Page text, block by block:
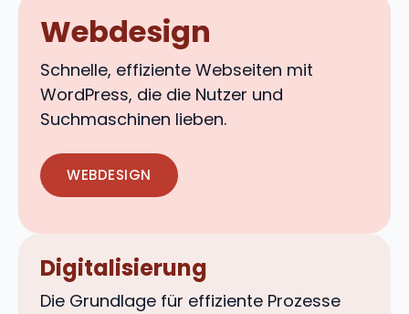
Webdesign
Schnelle, effiziente Webseiten mit
WordPress, die die Nutzer und
Suchmaschinen lieben.
WEBDESIGN
Digitalisierung
Die Grundlage für effiziente Prozesse